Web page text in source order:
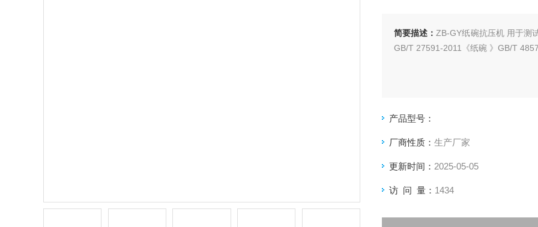
简要描述： ZB-GY纸碗抗压机 用于测
GB/T 27591-2011《纸碗 》GB/T
产品型号：
厂商性质： 生产厂家
更新时间： 2025-05-05
访 问 量： 1434